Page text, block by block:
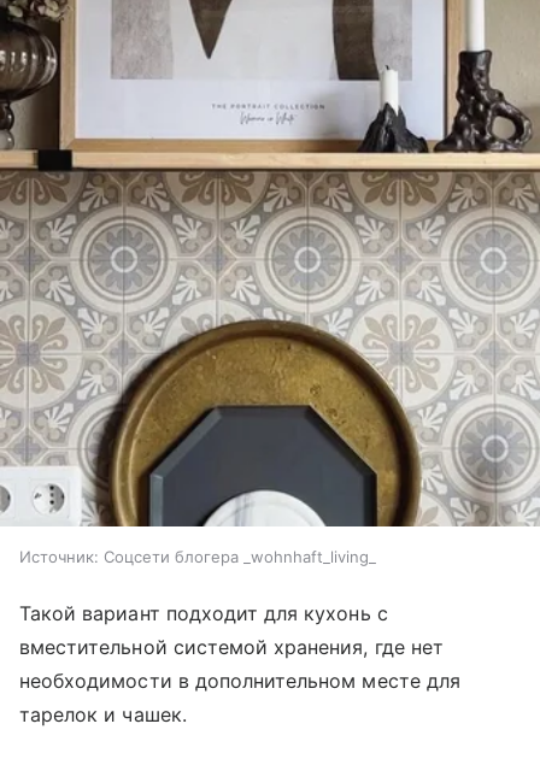
Источник: Соцсети блогера _wohnhaft_living_
Такой вариант подходит для кухонь с
вместительной системой хранения, где нет
необходимости в дополнительном месте для
тарелок и чашек.